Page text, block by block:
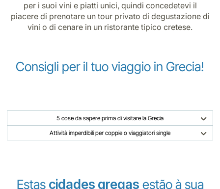
per i suoi vini e piatti unici, quindi concedetevi il
piacere di prenotare un tour privato di degustazione di
vini o di cenare in un ristorante tipico cretese.
Consigli per il tuo viaggio in Grecia!
5 cose da sapere prima di visitare la Grecia
Attività imperdibili per coppie o viaggiatori single
Estas cidades gregas estão à sua